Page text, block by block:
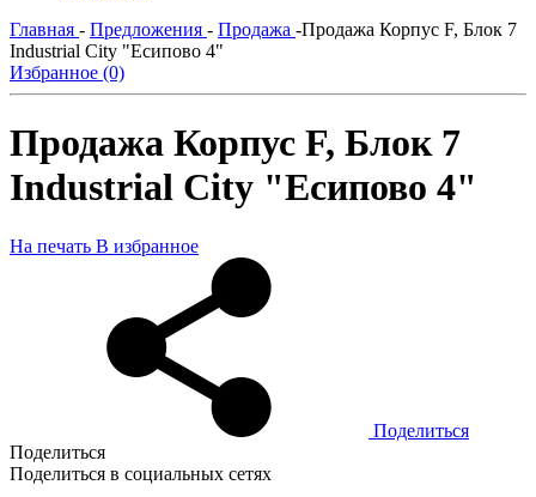
Главная - Предложения - Продажа -Продажа Корпус F, Блок 7
Industrial City "Есипово 4"
Избранное (0)
Продажа Корпус F, Блок 7
Industrial City "Есипово 4"
На печать В избранное
Поделиться
Поделиться
Поделиться в социальных сетях